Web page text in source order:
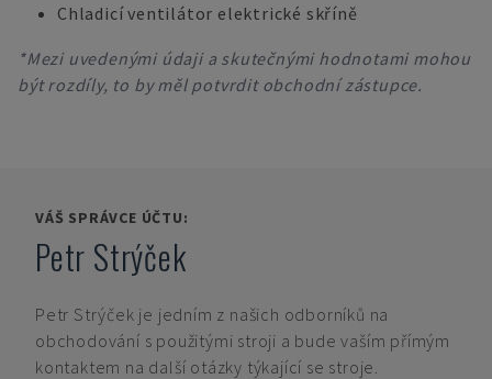
Chladicí ventilátor elektrické skříně
*Mezi uvedenými údaji a skutečnými hodnotami mohou
být rozdíly, to by měl potvrdit obchodní zástupce.
VÁŠ SPRÁVCE ÚČTU:
Petr Strýček
Petr Strýček je jedním z našich odborníků na
obchodování s použitými stroji a bude vaším přímým
kontaktem na další otázky týkající se stroje.